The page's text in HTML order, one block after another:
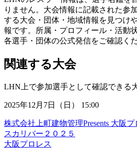
りません。大会情報に記載された参
する大会・団体・地域情報を見つけ
報です。所属・プロフィール・活動
各選手・団体の公式発信をご確認くだ
関連する大会
LHN上で参加選手として確認できる
2025年12月7日（日） 15:00
株式会社上町建物管理Presents 大阪
スカリバー２０２５
大阪プロレス